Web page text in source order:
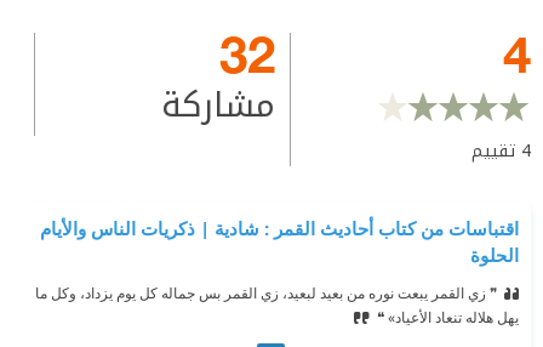
4
4 تقييم
32
مشاركة
اقتباسات من كتاب أحاديث القمر : شادية | ذكريات الناس والأيام
الحلوة
❞ زي القمر يبعت نوره من بعيد لبعيد، زي القمر بس جماله كل يوم يزداد، وكل ما
يهل هلاله تنعاد الأعياد» ❝